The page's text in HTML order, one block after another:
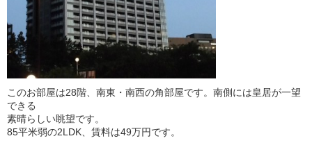
このお部屋は28階、南東・南西の角部屋です。南側には皇居が一望
できる
素晴らしい眺望です。
85平米弱の2LDK、賃料は49万円です。